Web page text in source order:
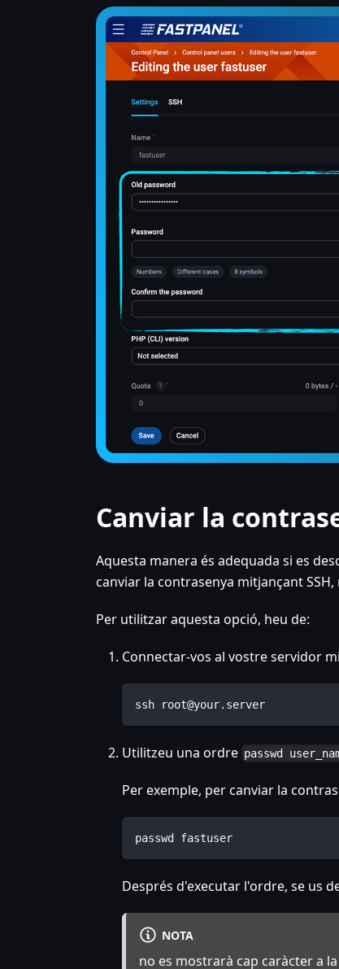
Canviar la
Aquesta manera és adequada si es
canviar la contrasenya mitjançant
Per utilitzar aquesta opció, heu de:
Connectar-vos al vostre servidor
ssh root@your.server
Utilitzeu una ordre passwd
Per exemple, per canviar la
passwd fastuser
Després d'executar l'ordre, se us
NOTA
no es mostrarà cap caràcter a